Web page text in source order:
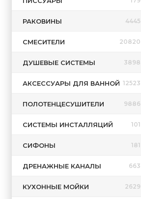
РАКОВИНЫ 4445
СМЕСИТЕЛИ 20820
ДУШЕВЫЕ СИСТЕМЫ 3898
АКСЕССУАРЫ ДЛЯ ВАННОЙ 12523
ПОЛОТЕНЦЕСУШИТЕЛИ 9886
СИСТЕМЫ ИНСТАЛЛЯЦИЙ 101
СИФОНЫ 181
ДРЕНАЖНЫЕ КАНАЛЫ 663
КУХОННЫЕ МОЙКИ 2629